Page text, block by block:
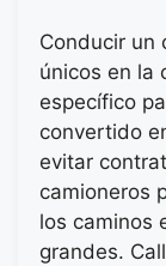
Conducir un
únicos en la
específico
convertido
evitar
camioneros
los caminos
grandes.